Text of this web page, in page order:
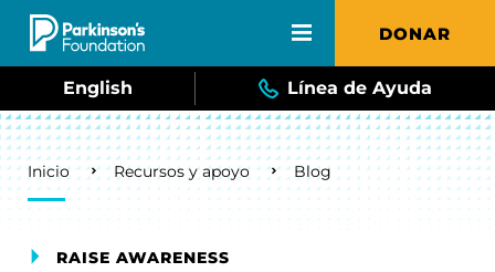
Skip to main content DONAR
English Línea de Ayuda
Breadcrumb
Inicio Recursos y apoyo Blog
RAISE AWARENESS